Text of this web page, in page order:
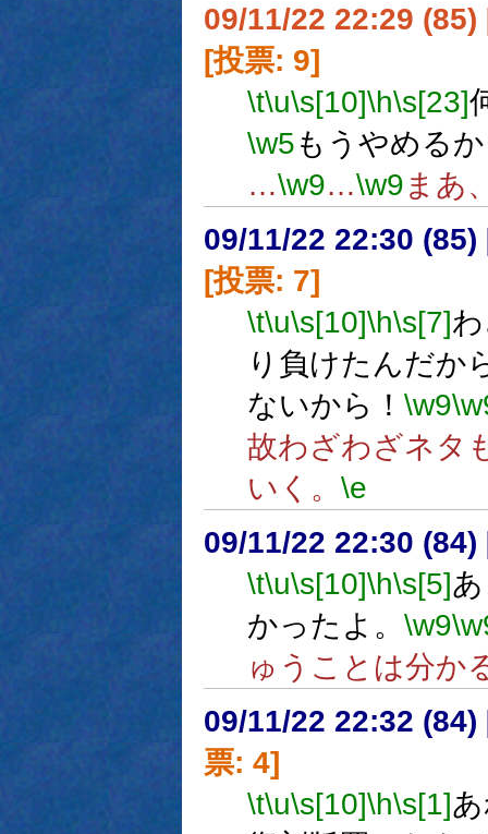
09/11/22 22:29 (85)
[投票: 9]
\t\u\s[10]\h\s[23]
\w5もうやめる
…\w9…\w9まあ
09/11/22 22:30 (85)
[投票: 7]
\t\u\s[10]\h\s[7]
り負けたんだか
ないから！ \w9
故わざわざネタ
いく。 \e
09/11/22 22:30 (84)
\t\u\s[10]\h\s[5]
かったよ。 \w9
ゅうことは分か
09/11/22 22:32 (84)
票: 4]
\t\u\s[10]\h\s[1]